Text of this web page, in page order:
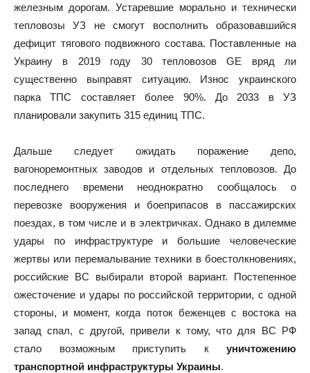
железным дорогам. Устаревшие морально и технически
тепловозы УЗ не смогут восполнить образовавшийся
дефицит тягового подвижного состава. Поставленные на
Украину в 2019 году 30 тепловозов GE вряд ли
существенно выправят ситуацию. Износ украинского
парка ТПС составляет более 90%. До 2033 в УЗ
планировали закупить 315 единиц ТПС.
Дальше следует ожидать поражение депо,
вагоноремонтных заводов и отдельных тепловозов. До
последнего времени неоднократно сообщалось о
перевозке вооружения и боеприпасов в пассажирских
поездах, в том числе и в электричках. Однако в дилемме
удары по инфраструктуре и большие человеческие
жертвы или перемалывание техники в боестолкновениях,
российские ВС выбирали второй вариант. Постепенное
ожесточение и удары по российской территории, с одной
стороны, и момент, когда поток беженцев с востока на
запад спал, с другой, привели к тому, что для ВС РФ
стало возможным приступить к уничтожению
транспортной инфраструктуры Украины.